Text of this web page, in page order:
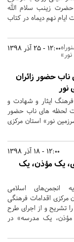
زینب سلام الله
ایام نهم دیماه در کتاب
12:00 - 25 آذر 1398
حضور زائران
فرهنگ ایثار و شهادت و
لحظه های ناب حضور
نور» استان مرکزی
12:00 - 18 آذر 1398
یک مؤذن، یک
انجمن‌های اسلامی
مرکزی اقدامات فرهنگی
تشریح و از اجرای طرح
یک مدرسه» در